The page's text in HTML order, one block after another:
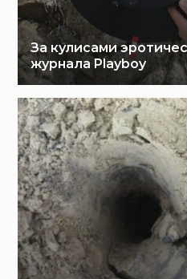
За кулисами
журнала Playboy